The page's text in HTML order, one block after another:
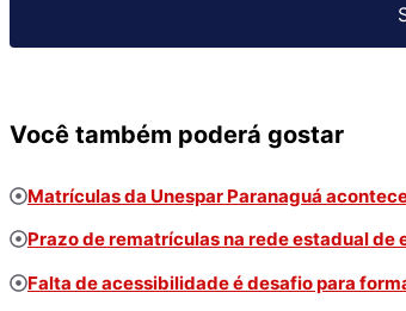
Você também poderá gostar
Matrículas da Unespar Paranaguá
Prazo de rematrículas na rede estadual de
Falta de acessibilidade é desafio para